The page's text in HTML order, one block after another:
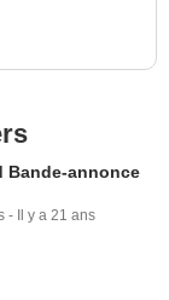
Bande-annonce
- Il y a 21 ans